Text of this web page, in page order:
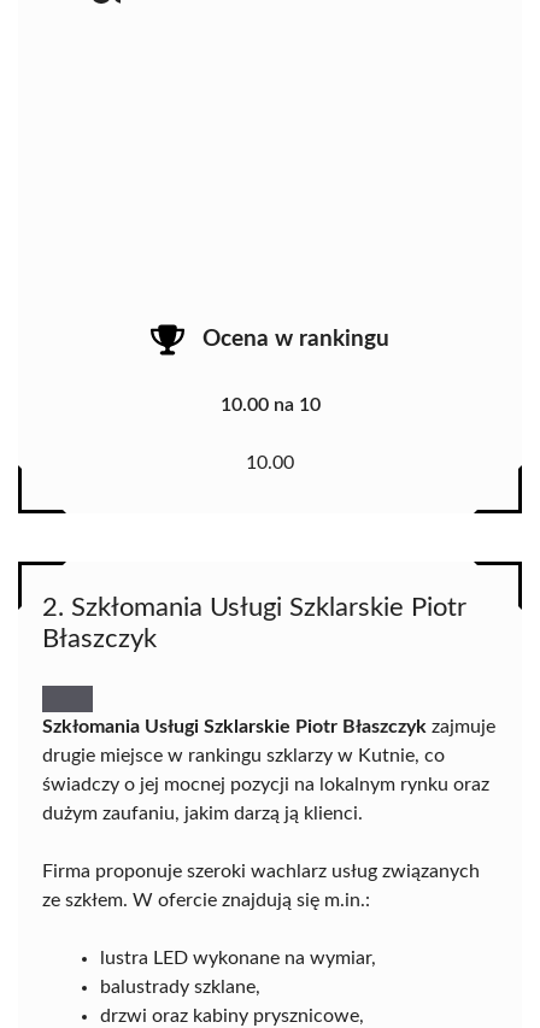
Ocena w rankingu
10.00 na 10
10.00
2. Szkłomania Usługi Szklarskie Piotr
Błaszczyk
Szkłomania Usługi Szklarskie Piotr Błaszczyk zajmuje
drugie miejsce w rankingu szklarzy w Kutnie, co
świadczy o jej mocnej pozycji na lokalnym rynku oraz
dużym zaufaniu, jakim darzą ją klienci.
Firma proponuje szeroki wachlarz usług związanych
ze szkłem. W ofercie znajdują się m.in.:
lustra LED wykonane na wymiar,
balustrady szklane,
drzwi oraz kabiny prysznicowe,